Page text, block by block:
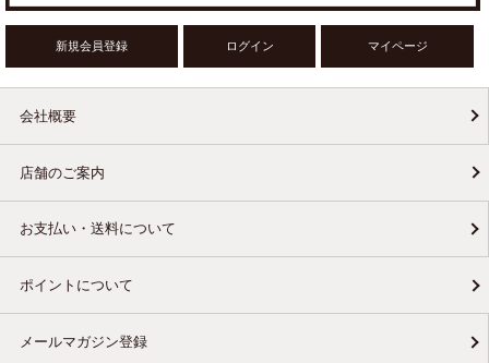
新規会員登録 ログイン マイページ
会社概要
店舗のご案内
お支払い・送料について
ポイントについて
メールマガジン登録